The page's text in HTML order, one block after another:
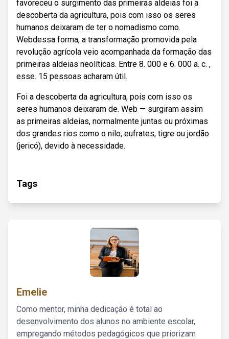
favoreceu o surgimento das primeiras aldeias foi a
descoberta da agricultura, pois com isso os seres
humanos deixaram de ter o nomadismo como.
Webdessa forma, a transformação promovida pela
revolução agrícola veio acompanhada da formação das
primeiras aldeias neolíticas. Entre 8. 000 e 6. 000 a. c. ,
esse. 15 pessoas acharam útil.
Foi a descoberta da agricultura, pois com isso os
seres humanos deixaram de. Web — surgiram assim
as primeiras aldeias, normalmente juntas ou próximas
dos grandes rios como o nilo, eufrates, tigre ou jordão
(jericó), devido à necessidade.
Tags
Emelie
Como mentor, minha dedicação é total ao
desenvolvimento dos alunos no ambiente escolar,
empregando métodos pedagógicos que priorizam